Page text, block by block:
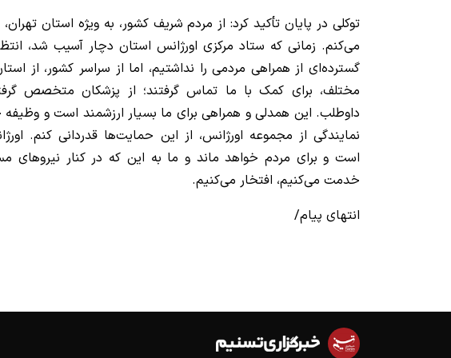
توکلی در پایان تأکید کرد: از مردم شریف کشور، به ویژه استان
می‌کنم. زمانی که ستاد مرکزی اورژانس استان دچار آسیب شد،
گسترده‌ای از همراهی مردمی را نداشتیم، اما از سراسر کشور، از
مختلف، برای کمک با ما تماس گرفتند؛ از پزشکان متخصص
داوطلب. این همدلی و همراهی برای ما بسیار ارزشمند است و وظیفه
نمایندگی از مجموعه اورژانس، از این حمایت‌ها قدردانی کنم.
است و برای مردم خواهد ماند و ما به این که در کنار نیروهای
خدمت می‌کنیم، افتخار می‌کنیم.
انتهای پیام/